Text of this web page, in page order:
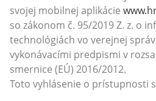
svojej mobilnej aplikácie
so zákonom č. 95/2019 Z. z. o
technológiách vo verejnej
vykonávacími predpismi v
smernice (EÚ) 2016/2012.
Toto vyhlásenie o prístupnosti